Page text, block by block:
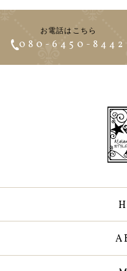
お電話はこちら
080-6450-8442